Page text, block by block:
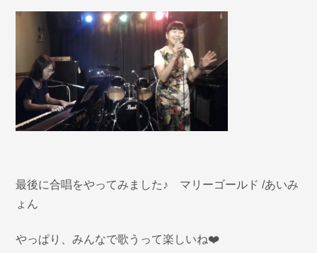
最後に合唱をやってみました♪ マリーゴールド /あいみ
ょん
やっぱり、みんなで歌うって楽しいね❤️